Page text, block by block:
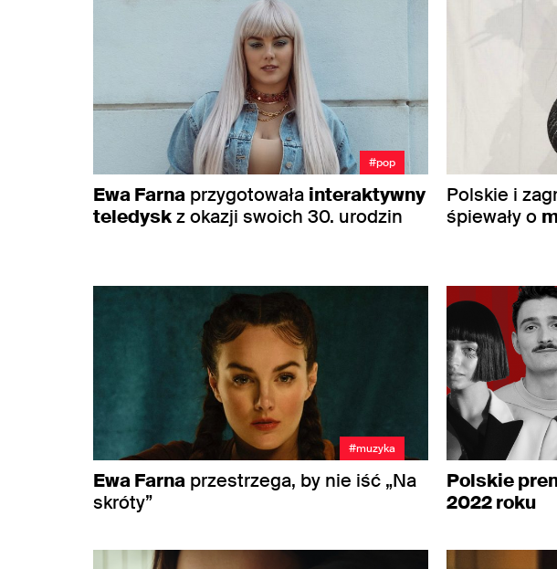
#pop
Ewa Farna przygotowała interaktywny
teledyskz okazji swoich 30. urodzin
Polskie i
śpiewały o
#muzyka
Ewa Farna przestrzega, by nie iść „Na
skróty”
Polskie
2022 roku